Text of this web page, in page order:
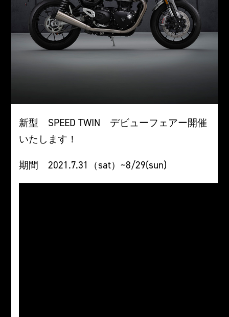
新型 SPEED TWIN デビューフェアー開催
いたします！
期間 2021.7.31（sat）~8/29(sun)